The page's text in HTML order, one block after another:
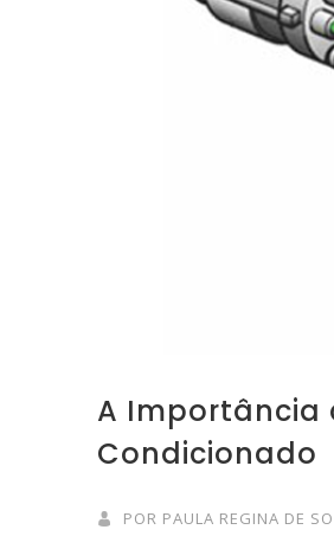
A Importância
Condicionado
POR PAULA REGINA DE